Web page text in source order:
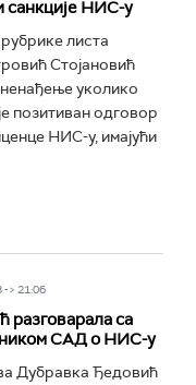
санкције НИС-у
листа
Стојановић
уколико
позитиван одговор
НИС-у, имајући
-> 21:06
разговарала са
САД о НИС-у
Дубравка Ђедовић